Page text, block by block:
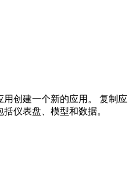
创建一个新的应用。 复制应
仪表盘、模型和数据。